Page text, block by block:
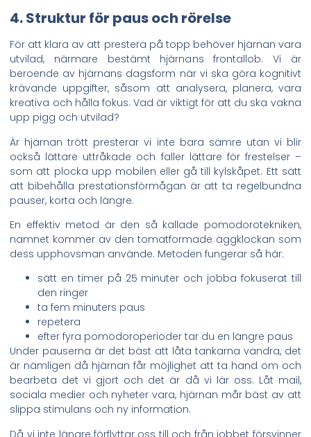
4. Struktur för paus och rörelse
För att klara av att prestera på topp behöver hjärnan vara
utvilad, närmare bestämt hjärnans frontallob. Vi är
beroende av hjärnans dagsform när vi ska göra kognitivt
krävande uppgifter, såsom att analysera, planera, vara
kreativa och hålla fokus. Vad är viktigt för att du ska vakna
upp pigg och utvilad?
Är hjärnan trött presterar vi inte bara sämre utan vi blir
också lättare uttråkade och faller lättare för frestelser –
som att plocka upp mobilen eller gå till kylskåpet. Ett sätt
att bibehålla prestationsförmågan är att ta regelbundna
pauser, korta och längre.
En effektiv metod är den så kallade pomodorotekniken,
namnet kommer av den tomatformade äggklockan som
dess upphovsman använde. Metoden fungerar så här:
sätt en timer på 25 minuter och jobba fokuserat till
den ringer
ta fem minuters paus
repetera
efter fyra pomodoroperioder tar du en längre paus
Under pauserna är det bäst att låta tankarna vandra, det
är nämligen då hjärnan får möjlighet att ta hand om och
bearbeta det vi gjort och det är då vi lär oss. Låt mail,
sociala medier och nyheter vara, hjärnan mår bäst av att
slippa stimulans och ny information.
Då vi inte längre förflyttar oss till och från jobbet försvinner